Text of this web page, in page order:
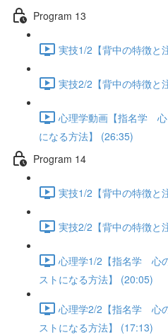
Program 13
実技1/2【背中の特徴
実技2/2【背中の特徴
心理学動画【指名学
になる方法】 (26:35)
Program 14
実技1/2【背中の特徴
実技2/2【背中の特徴
心理学1/2【指名学 心
ストになる方法】 (20:05)
心理学2/2【指名学 心
ストになる方法】 (17:13)